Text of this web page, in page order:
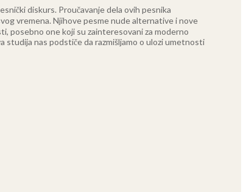
diskurs. Proučavanje dela ovih pesnika
vremena. Njihove pesme nude alternative i nove
posebno one koji su zainteresovani za moderno
studija nas podstiče da razmišljamo o ulozi umetnosti